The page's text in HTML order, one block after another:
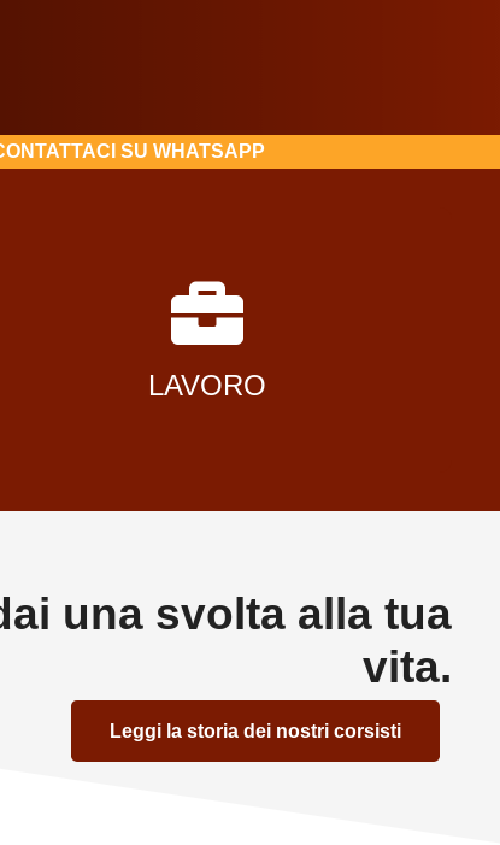
SU WHATSAPP
LAVORO
I nostri corsisti trovano lavoro entro un
una svolta alla tua
vita.
Leggi la storia dei nostri corsisti